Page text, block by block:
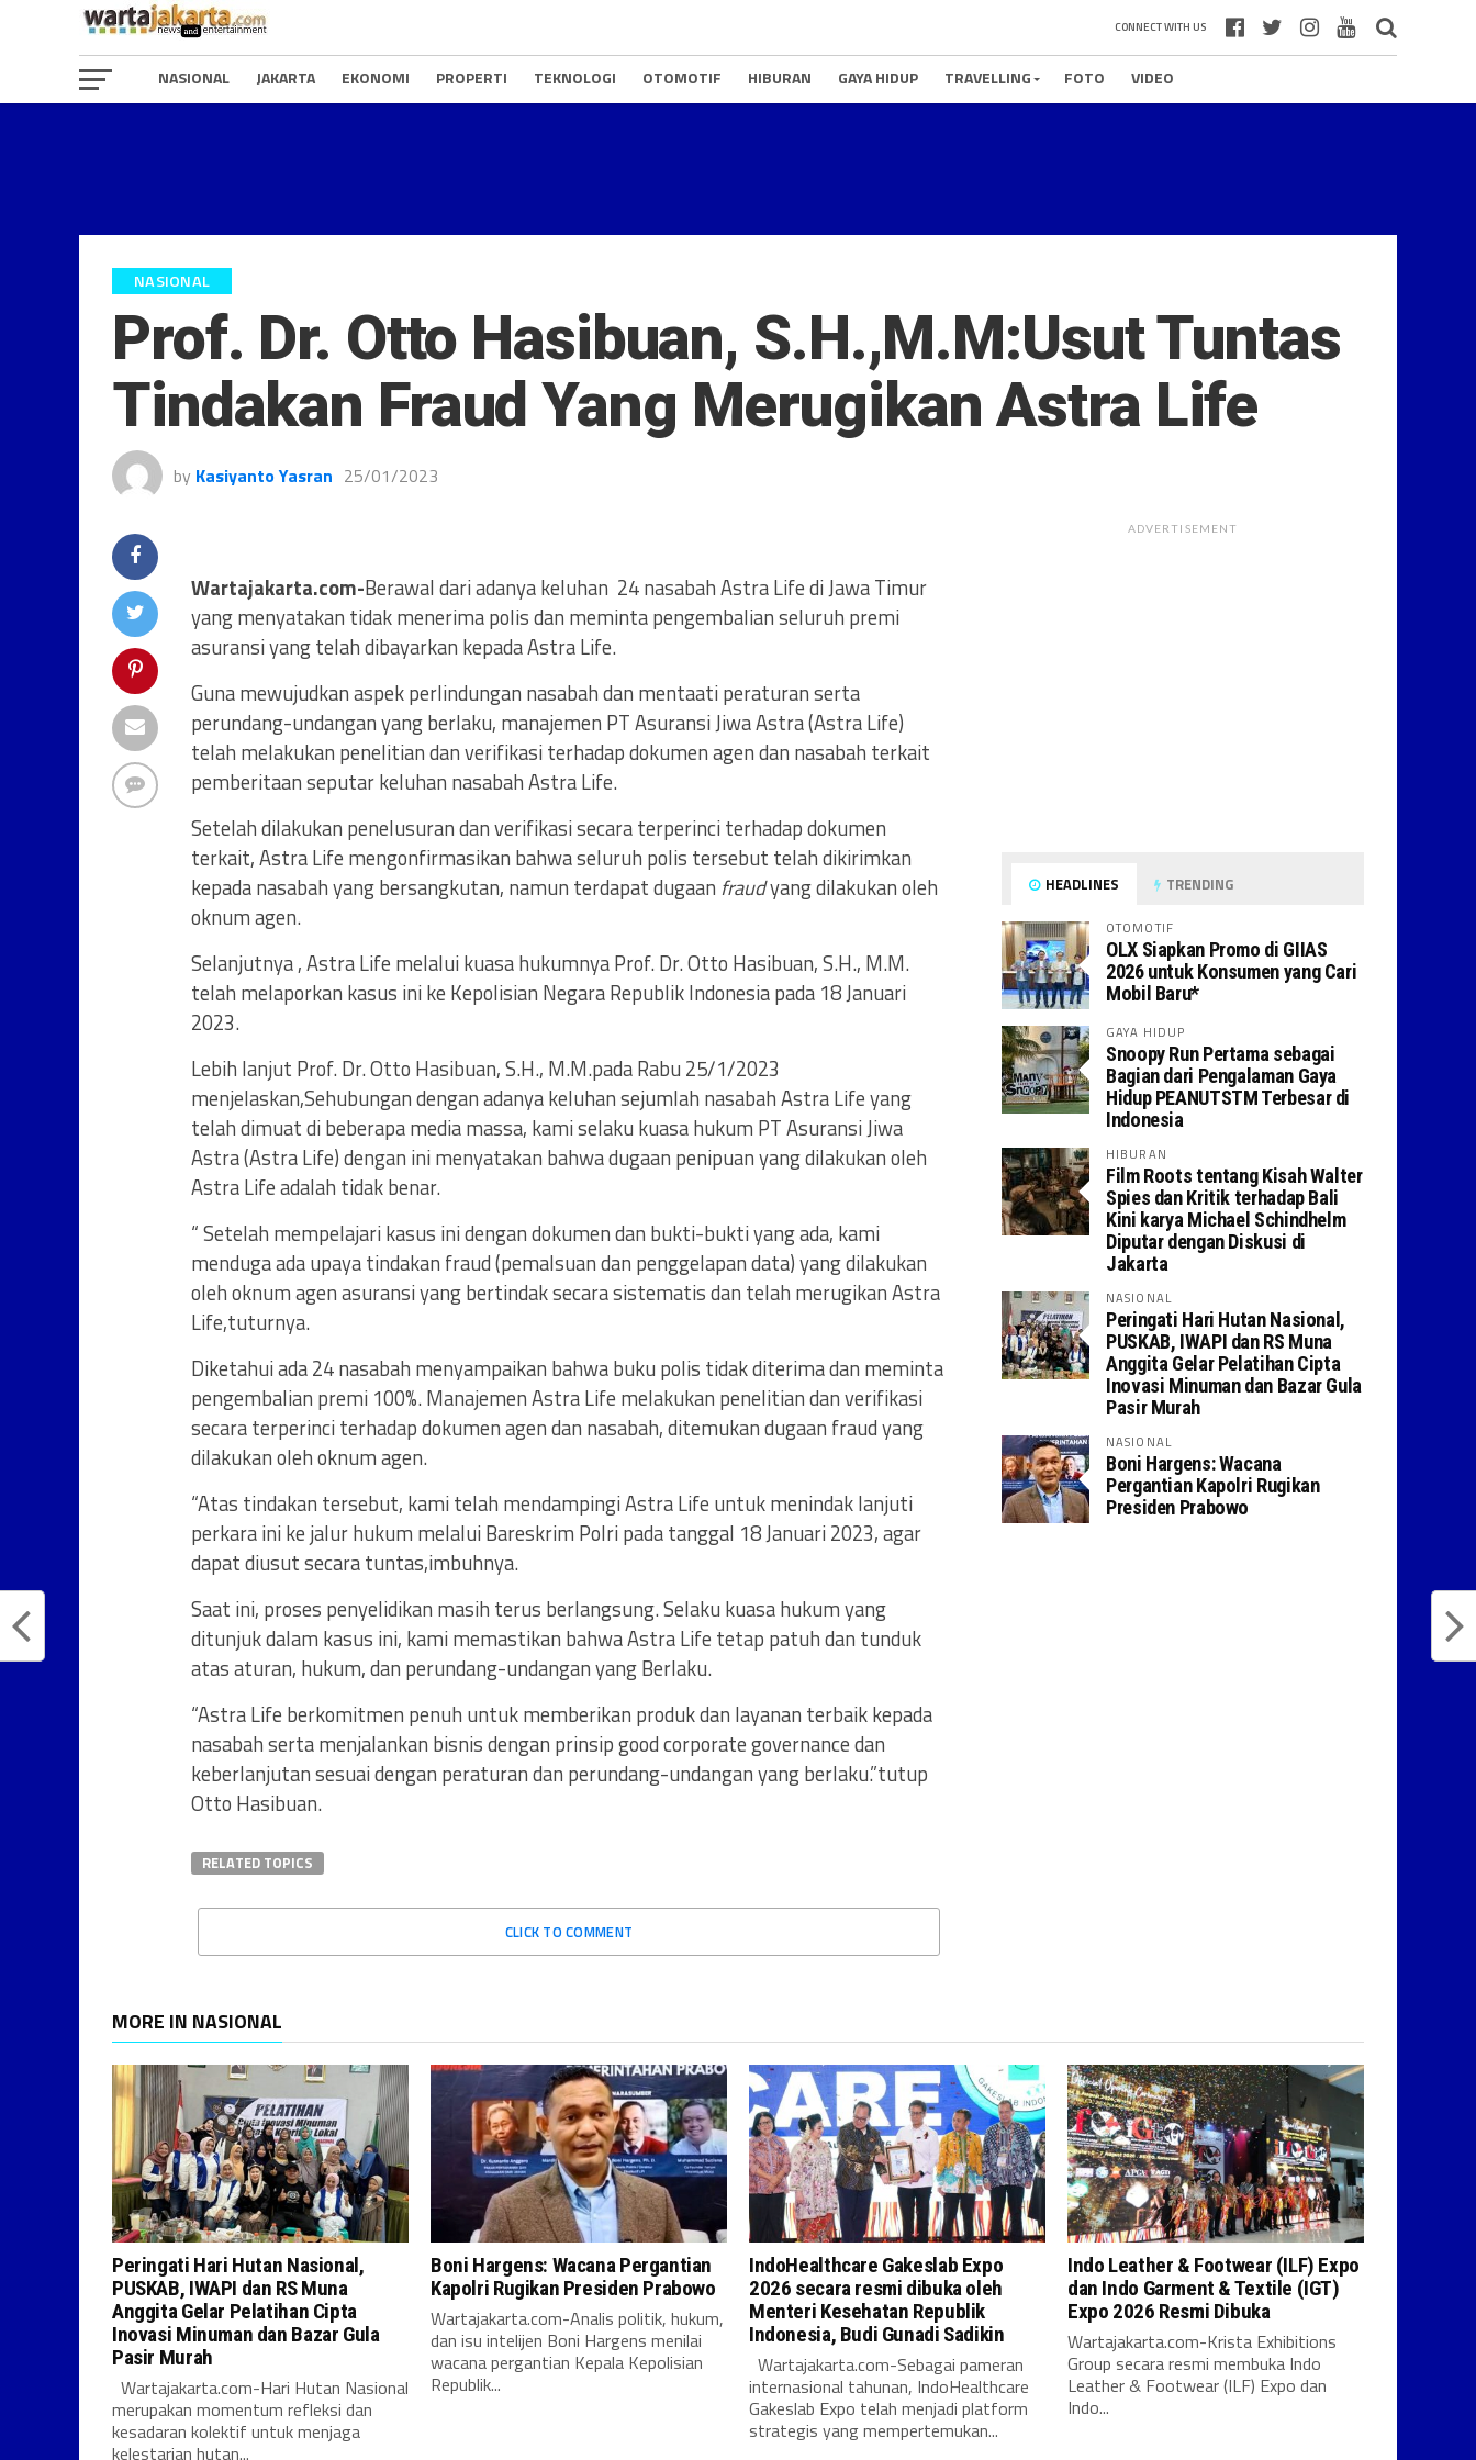
CONNECT WITH US
NASIONAL JAKARTA EKONOMI PROPERTI TEKNOLOGI OTOMOTIF HIBURAN GAYA HIDUP TRAVELLING FOTO VIDEO
NASIONAL
Prof. Dr. Otto Hasibuan, S.H.,M.M:Usut Tuntas
Tindakan Fraud Yang Merugikan Astra Life
by Kasiyanto Yasran 25/01/2023
Wartajakarta.com-Berawal dari adanya keluhan 24 nasabah Astra Life di Jawa Timur
yang menyatakan tidak menerima polis dan meminta pengembalian seluruh premi
asuransi yang telah dibayarkan kepada Astra Life.
Guna mewujudkan aspek perlindungan nasabah dan mentaati peraturan serta
perundang-undangan yang berlaku, manajemen PT Asuransi Jiwa Astra (Astra Life)
telah melakukan penelitian dan verifikasi terhadap dokumen agen dan nasabah terkait
pemberitaan seputar keluhan nasabah Astra Life.
Setelah dilakukan penelusuran dan verifikasi secara terperinci terhadap dokumen
terkait, Astra Life mengonfirmasikan bahwa seluruh polis tersebut telah dikirimkan
kepada nasabah yang bersangkutan, namun terdapat dugaan fraudyang dilakukan oleh
oknum agen.
Selanjutnya , Astra Life melalui kuasa hukumnya Prof. Dr. Otto Hasibuan, S.H., M.M.
telah melaporkan kasus ini ke Kepolisian Negara Republik Indonesia pada 18 Januari
2023.
Lebih lanjut Prof. Dr. Otto Hasibuan, S.H., M.M.pada Rabu 25/1/2023
menjelaskan,Sehubungan dengan adanya keluhan sejumlah nasabah Astra Life yang
telah dimuat di beberapa media massa, kami selaku kuasa hukum PT Asuransi Jiwa
Astra (Astra Life) dengan ini menyatakan bahwa dugaan penipuan yang dilakukan oleh
Astra Life adalah tidak benar.
“ Setelah mempelajari kasus ini dengan dokumen dan bukti-bukti yang ada, kami
menduga ada upaya tindakan fraud (pemalsuan dan penggelapan data) yang dilakukan
oleh oknum agen asuransi yang bertindak secara sistematis dan telah merugikan Astra
Life,tuturnya.
Diketahui ada 24 nasabah menyampaikan bahwa buku polis tidak diterima dan meminta
pengembalian premi 100%. Manajemen Astra Life melakukan penelitian dan verifikasi
secara terperinci terhadap dokumen agen dan nasabah, ditemukan dugaan fraud yang
dilakukan oleh oknum agen.
“Atas tindakan tersebut, kami telah mendampingi Astra Life untuk menindak lanjuti
perkara ini ke jalur hukum melalui Bareskrim Polri pada tanggal 18 Januari 2023, agar
dapat diusut secara tuntas,imbuhnya.
Saat ini, proses penyelidikan masih terus berlangsung. Selaku kuasa hukum yang
ditunjuk dalam kasus ini, kami memastikan bahwa Astra Life tetap patuh dan tunduk
atas aturan, hukum, dan perundang-undangan yang Berlaku.
“Astra Life berkomitmen penuh untuk memberikan produk dan layanan terbaik kepada
nasabah serta menjalankan bisnis dengan prinsip good corporate governance dan
keberlanjutan sesuai dengan peraturan dan perundang-undangan yang berlaku.”tutup
Otto Hasibuan.
RELATED TOPICS
CLICK TO COMMENT
ADVERTISEMENT
HEADLINES TRENDING
OTOMOTIF
OLX Siapkan Promo di GIIAS
2026 untuk Konsumen yang Cari
Mobil Baru*
GAYA HIDUP
Snoopy Run Pertama sebagai
Bagian dari Pengalaman Gaya
Hidup PEANUTSTM Terbesar di
Indonesia
HIBURAN
Film Roots tentang Kisah Walter
Spies dan Kritik terhadap Bali
Kini karya Michael Schindhelm
Diputar dengan Diskusi di
Jakarta
NASIONAL
Peringati Hari Hutan Nasional,
PUSKAB, IWAPI dan RS Muna
Anggita Gelar Pelatihan Cipta
Inovasi Minuman dan Bazar Gula
Pasir Murah
NASIONAL
Boni Hargens: Wacana
Pergantian Kapolri Rugikan
Presiden Prabowo
MORE IN NASIONAL
Peringati Hari Hutan Nasional,
PUSKAB, IWAPI dan RS Muna
Anggita Gelar Pelatihan Cipta
Inovasi Minuman dan Bazar Gula
Pasir Murah
Wartajakarta.com-Hari Hutan Nasional
merupakan momentum refleksi dan
kesadaran kolektif untuk menjaga
kelestarian hutan...
Boni Hargens: Wacana Pergantian
Kapolri Rugikan Presiden Prabowo
Wartajakarta.com-Analis politik, hukum,
dan isu intelijen Boni Hargens menilai
wacana pergantian Kepala Kepolisian
Republik...
IndoHealthcare Gakeslab Expo
2026 secara resmi dibuka oleh
Menteri Kesehatan Republik
Indonesia, Budi Gunadi Sadikin
Wartajakarta.com-Sebagai pameran
internasional tahunan, IndoHealthcare
Gakeslab Expo telah menjadi platform
strategis yang mempertemukan...
Indo Leather & Footwear (ILF) Expo
dan Indo Garment & Textile (IGT)
Expo 2026 Resmi Dibuka
Wartajakarta.com-Krista Exhibitions
Group secara resmi membuka Indo
Leather & Footwear (ILF) Expo dan
Indo...